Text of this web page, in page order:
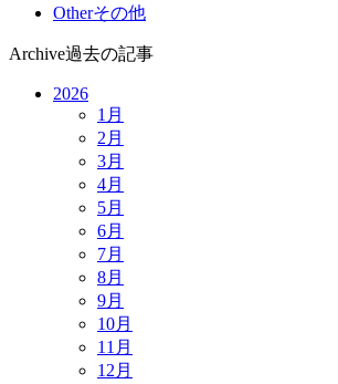
Otherその他
Archive過去の記事
2026
1 月
2 月
3月
4月
5月
6月
7月
8月
9月
10月
11 月
12 月